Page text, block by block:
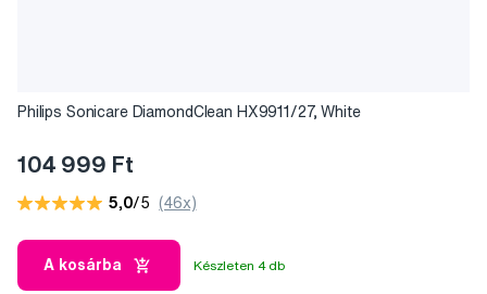
Philips Sonicare DiamondClean HX9911/27, White
104 999 Ft
5,0/5 (46x)
A kosárba Készleten 4 db